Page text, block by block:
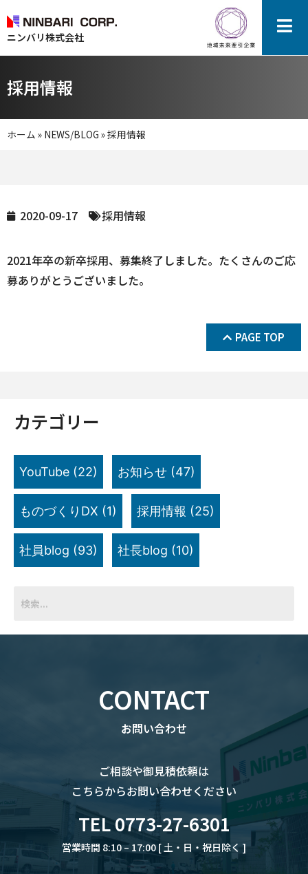
ニンバリ株式会社
採用情報
ホーム » NEWS/BLOG »採用情報
2020-09-17 採用情報
2021年卒の新卒採用、募集終了しました。たくさんのご応
募ありがとうございました。
PAGE TOP
カテゴリー
YouTube (22) お知らせ (47)
ものづくりDX (1) 採用情報 (25)
社員blog (93) 社長blog (10)
CONTACT
お問い合わせ
ご相談や御見積依頼は
こちらからお問い合わせください
TEL 0773-27-6301
営業時間 8:10 – 17:00 [ 土・日・祝日除く ]